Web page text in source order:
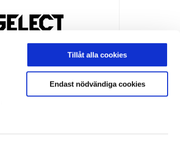
Tillåt alla cookies
Endast nödvändiga cookies